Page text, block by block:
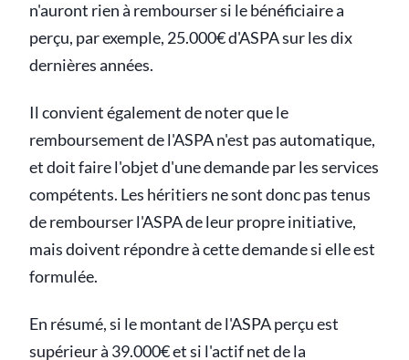
n'auront rien à rembourser si le bénéficiaire a
perçu, par exemple, 25.000€ d'ASPA sur les dix
dernières années.
Il convient également de noter que le
remboursement de l'ASPA n'est pas automatique,
et doit faire l'objet d'une demande par les services
compétents. Les héritiers ne sont donc pas tenus
de rembourser l'ASPA de leur propre initiative,
mais doivent répondre à cette demande si elle est
formulée.
En résumé, si le montant de l'ASPA perçu est
supérieur à 39.000€ et si l'actif net de la